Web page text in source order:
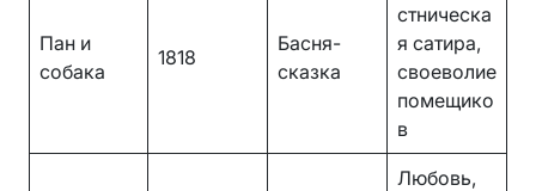
Пан и
собака
1818
Басня-
сказка
стническа
я сатира,
своеволие
помещико
в
Любовь,